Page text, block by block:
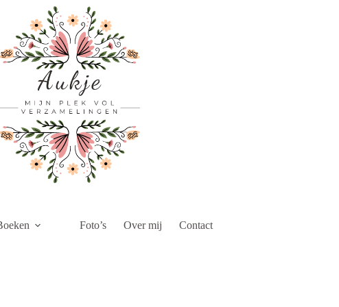
Foto’s Over mij Contact